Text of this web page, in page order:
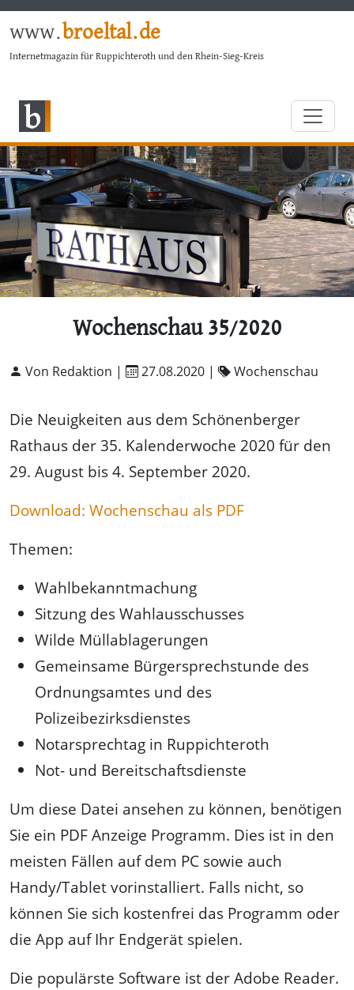
www.broeltal.de
Internetmagazin für Ruppichteroth und den Rhein-Sieg-Kreis
Wochenschau 35/2020
Von Redaktion | 27.08.2020 | Wochenschau
Die Neuigkeiten aus dem Schönenberger
Rathaus der 35. Kalenderwoche 2020 für den
29. August bis 4. September 2020.
Download: Wochenschau als PDF
Themen:
Wahlbekanntmachung
Sitzung des Wahlausschusses
Wilde Müllablagerungen
Gemeinsame Bürgersprechstunde des
Ordnungsamtes und des
Polizeibezirksdienstes
Notarsprechtag in Ruppichteroth
Not- und Bereitschaftsdienste
Um diese Datei ansehen zu können, benötigen
Sie ein PDF Anzeige Programm. Dies ist in den
meisten Fällen auf dem PC sowie auch
Handy/Tablet vorinstalliert. Falls nicht, so
können Sie sich kostenfrei das Programm oder
die App auf Ihr Endgerät spielen.
Die populärste Software ist der Adobe Reader.